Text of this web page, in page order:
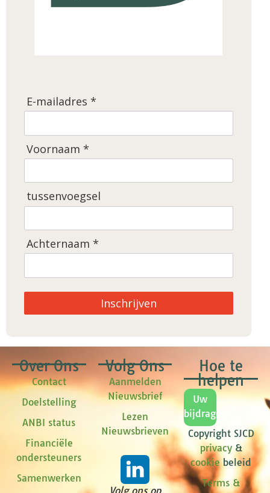
E-mailadres *
Voornaam *
tussenvoegsel
Achternaam *
Inschrijven
Over Ons
Contact
Doelstelling
ANBI status
Financiële
ondersteuners
Samenwerken
Volg Ons
Aanmelden
Nieuwsbrief
Lezen
Nieuwsbrieven
Hoe te
helpen
Uw
bijdrage
Copyright SJCD
privacy&
cookiebeleid
Terms &